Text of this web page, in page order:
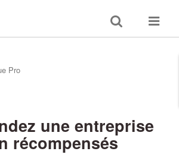
Toggle
search
Toggle
Pro
une entreprise
récompensés